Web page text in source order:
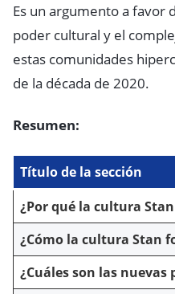
Es un argumento a favor
poder cultural y el
estas comunidades
de la década de 2020.
Resumen:
Título de la sección
¿Por qué la cultura
¿Cómo la cultura Stan
¿Cuáles son las